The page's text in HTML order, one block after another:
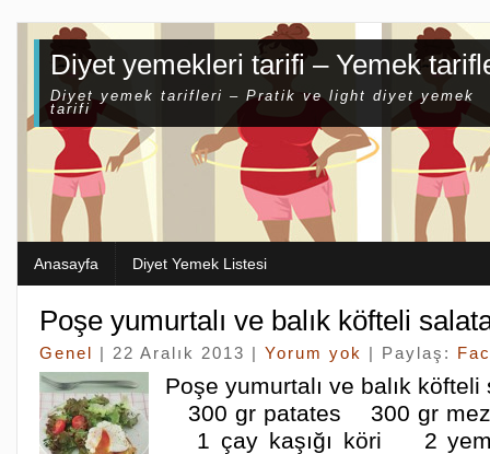
Diyet yemekleri tarifi – Yemek
Diyet yemek tarifleri – Pratik ve light diyet yemek
tarifi
Anasayfa Diyet Yemek Listesi
Poşe yumurtalı ve balık köfteli
Genel | 22 Aralık 2013 | Yorum yok | Paylaş:
Poşe yumurtalı ve balık
300 gr patates 300 gr
1 çay kaşığı köri 2